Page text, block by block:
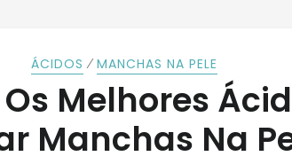
ÁCIDOS ⁄ MANCHAS NA PELE
Melhores
Manchas Na